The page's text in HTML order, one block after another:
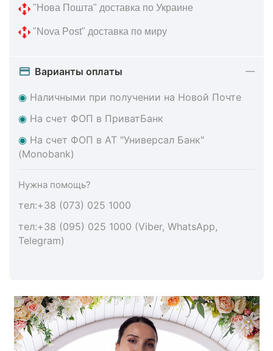
"Нова Пошта" доставка по Украине
"Nova Post" доставка по миру
Варианты оплаты
◉ Наличными при получении на Новой Почте
◉ На счет ФОП в ПриватБанк
◉ На счет ФОП в АТ "Универсал Банк"
(Monobank)
Нужна помощь?
тел:+38 (073) 025 1000
тел:+38 (095) 025 1000 (Viber, WhatsApp,
Telegram)